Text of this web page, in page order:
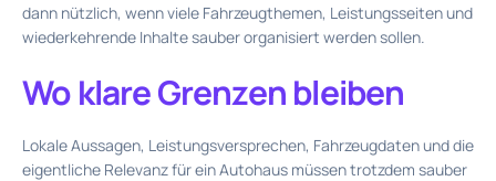
dann nützlich, wenn viele Fahrzeugthemen, Leistungsseiten und
wiederkehrende Inhalte sauber organisiert werden sollen.
Wo klare Grenzen bleiben
Lokale Aussagen, Leistungsversprechen, Fahrzeugdaten und die
eigentliche Relevanz für ein Autohaus müssen trotzdem sauber